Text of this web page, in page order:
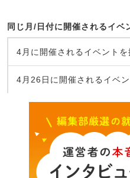
同じ月/日付に開催されるイベ
4月に開催されるイベントを
4月26日に開催されるイベ